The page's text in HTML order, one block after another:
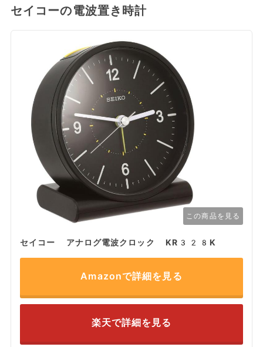
セイコーの電波置き時計
この商品を見る
セイコー アナログ電波クロック KR328K
Amazonで詳細を見る
楽天で詳細を見る